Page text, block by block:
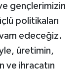
gençlerimizin
politikaları
edeceğiz.
üretimin,
ve ihracatın